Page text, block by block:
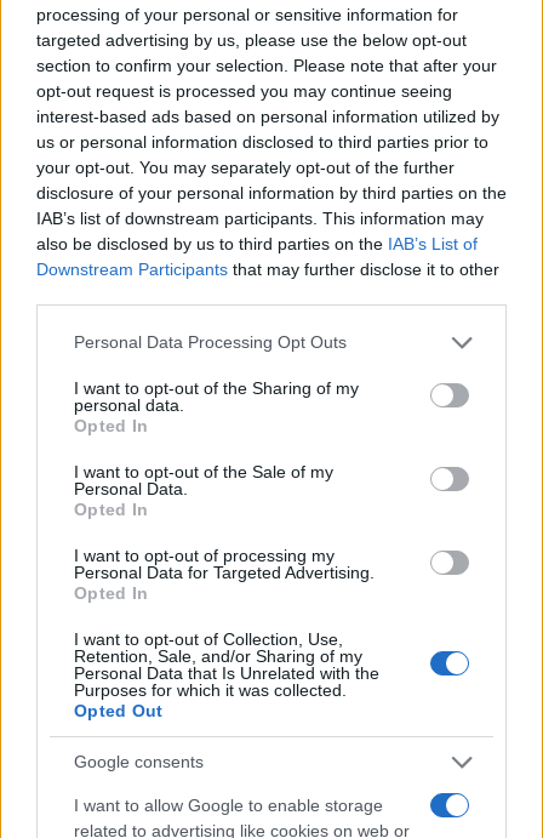
processing of your personal or sensitive information for
targeted advertising by us, please use the below opt-out
section to confirm your selection. Please note that after your
opt-out request is processed you may continue seeing
interest-based ads based on personal information utilized by
us or personal information disclosed to third parties prior to
your opt-out. You may separately opt-out of the further
disclosure of your personal information by third parties on the
IAB’s list of downstream participants. This information may
also be disclosed by us to third parties on the IAB’s List of
Downstream Participants that may further disclose it to other
Please note that this website/app uses one or more Google
not limited to your visit or usage behaviour. You may click to
grant or deny consent to Google and its third-party tags to
use your data for below specified purposes in below Google
consent section.
Personal Data Processing Opt Outs
I want to opt-out of the Sharing of my
personal data.
Opted In
I want to opt-out of the Sale of my
Personal Data.
Opted In
I want to opt-out of processing my
Personal Data for Targeted Advertising.
Opted In
I want to opt-out of Collection, Use,
Retention, Sale, and/or Sharing of my
Personal Data that Is Unrelated with the
Purposes for which it was collected.
Opted Out
Google consents
I want to allow Google to enable storage
related to advertising like cookies on web or
Scoperte carcasse di moto e motori in container
destinati al Senegal
Ilaria Mauri · 4 Ago 2026
NOTIZIE
Nuova Zelanda: ondata di freddo eccezionale porta
Francesca Lombardi · 4 Ago 2026